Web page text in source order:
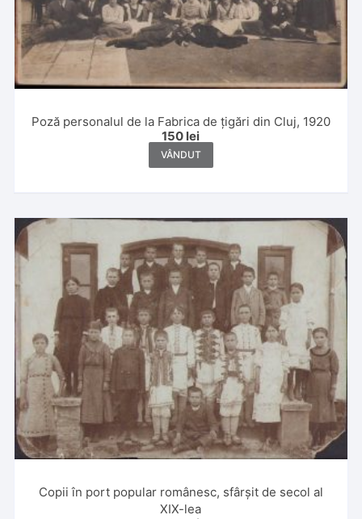
Poză personalul de la Fabrica de țigări din Cluj, 1920
150 lei
VÂNDUT
Copii în port popular românesc, sfârșit de secol al
XIX-lea